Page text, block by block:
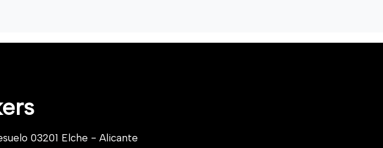
03201 Elche - Alicante